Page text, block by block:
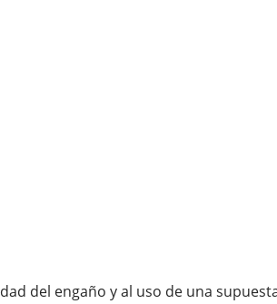
del engaño y al uso de una